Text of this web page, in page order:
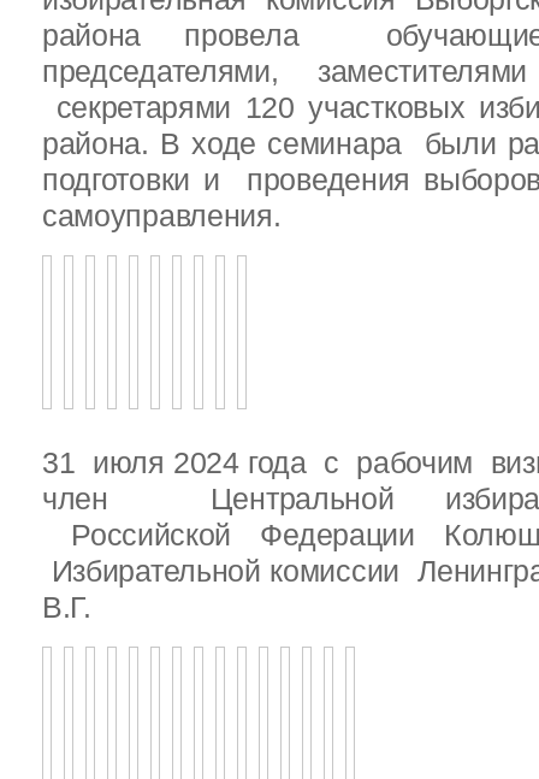
района провела
председателями,
секретарями 120 участковых
района. В ходе семинара были
подготовки и проведения
самоуправления.
31 июля 2024 года с рабочим
член Центральной
Российской Федерации
Избирательной комиссии
В.Г.